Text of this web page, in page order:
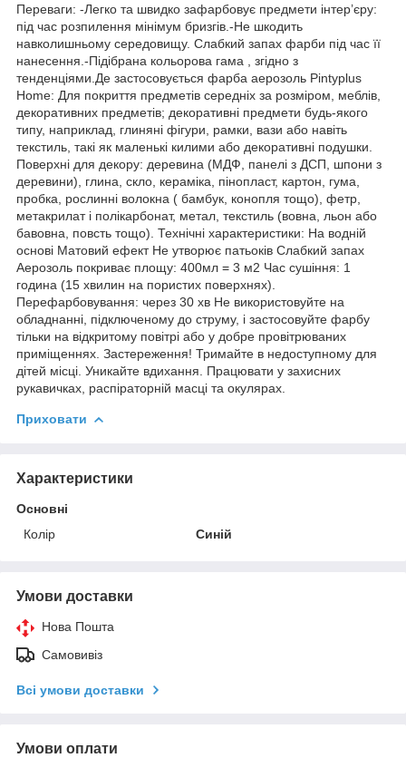
Переваги: -Легко та швидко зафарбовує предмети інтер’єру:
під час розпилення мінімум бризгів.-Не шкодить
навколишньому середовищу. Слабкий запах фарби під час її
нанесення.-Підібрана кольорова гама , згідно з
тенденціями.Де застосовується фарба аерозоль Pintyplus
Home: Для покриття предметів середніх за розміром, меблів,
декоративних предметів; декоративні предмети будь-якого
типу, наприклад, глиняні фігури, рамки, вази або навіть
текстиль, такі як маленькі килими або декоративні подушки.
Поверхні для декору: деревина (МДФ, панелі з ДСП, шпони з
деревини), глина, скло, кераміка, пінопласт, картон, гума,
пробка, рослинні волокна ( бамбук, конопля тощо), фетр,
метакрилат і полікарбонат, метал, текстиль (вовна, льон або
бавовна, повсть тощо). Технічні характеристики: На водній
основі Матовий ефект Не утворює патьоків Слабкий запах
Аерозоль покриває площу: 400мл = 3 м2 Час сушіння: 1
година (15 хвилин на пористих поверхнях).
Перефарбовування: через 30 хв Не використовуйте на
обладнанні, підключеному до струму, і застосовуйте фарбу
тільки на відкритому повітрі або у добре провітрюваних
приміщеннях. Застереження! Тримайте в недоступному для
дітей місці. Уникайте вдихання. Працювати у захисних
рукавичках, распіраторній масці та окулярах.
Приховати
Характеристики
Основні
Колір
Синій
Умови доставки
Нова Пошта
Самовивіз
Всі умови доставки
Умови оплати